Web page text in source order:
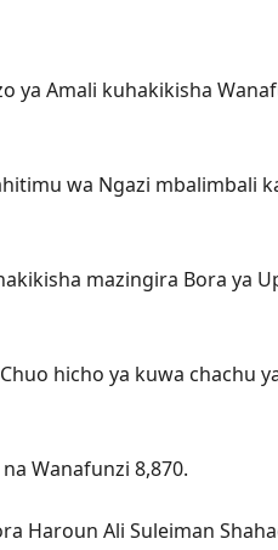
ya Amali kuhakikisha
wa Ngazi mbalimbali
mazingira Bora ya
hicho ya kuwa chachu
Wanafunzi 8,870.
Haroun Ali Suleiman